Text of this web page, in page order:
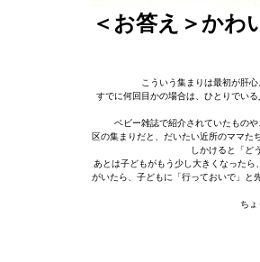
＜お答え＞かわ
こういう集まりは最初が肝
すでに何回目かの場合は、ひとりでい
ベビー雑誌で紹介されていたもの
区の集まりだと、だいたい近所のママた
しかけると「ど
あとは子どもがもう少し大きくなった
がいたら、子どもに「行っておいで」と
ち